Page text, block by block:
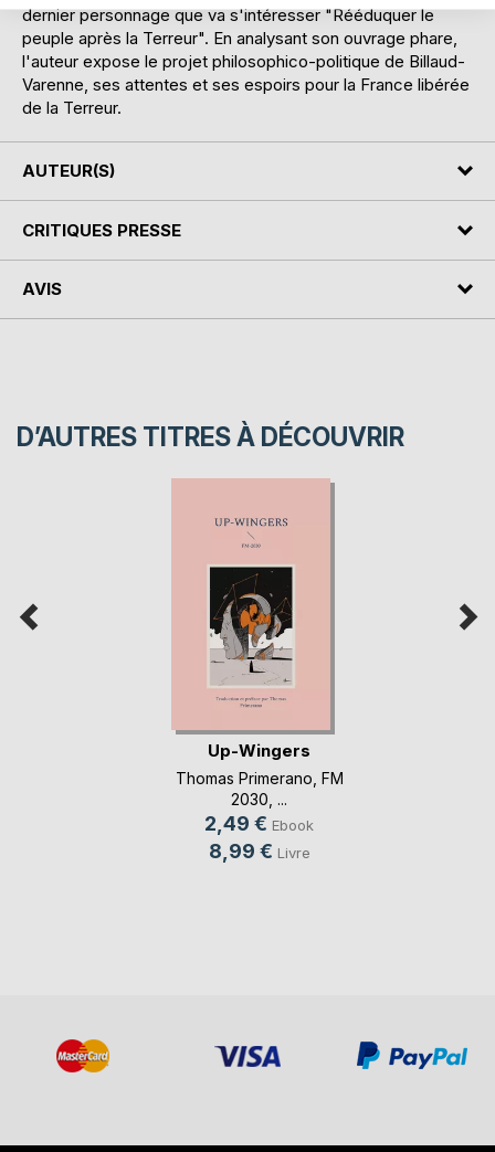
dernier personnage que va s'intéresser "Rééduquer le
peuple après la Terreur". En analysant son ouvrage phare,
l'auteur expose le projet philosophico-politique de Billaud-
Varenne, ses attentes et ses espoirs pour la France libérée
de la Terreur.
AUTEUR(S)
CRITIQUES PRESSE
AVIS
D’AUTRES TITRES À DÉCOUVRIR
Up-Wingers
Thomas Primerano FM
2030 , ...
2,49 € Ebook
8,99 € Livre